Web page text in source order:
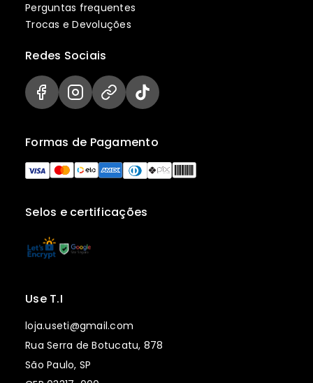
Perguntas frequentes
Trocas e Devoluções
Selos e certificações
Formas de Pagamento
Redes Sociais
Use T.I
loja.useti@gmail.com
Rua Serra de Botucatu, 878
São Paulo, SP